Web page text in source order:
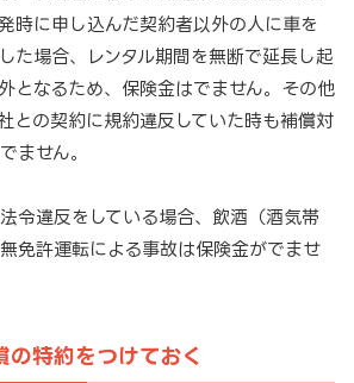
時に申し込んだ契約者以外の人に車を
た場合、レンタル期間を無断で延長し起
となるため、保険金はでません。その他
との契約に規約違反していた時も補償対
ません。
令違反をしている場合、飲酒（酒気帯
免許運転による事故は保険金がでませ
の特約をつけておく